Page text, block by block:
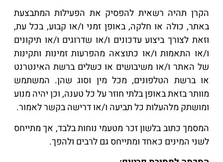
הקרן תהיה רשאית להפסיק את הפעילות המתבצעת
באתר, כולה או חלקה, באופן זמני ו/או קבוע, בכל עת,
וזאת לצורך ביצוע עדכונים ו/או שדרוגים ו/או תיקונים
ו/או התאמות ו/או כתוצאה מהפרעות זמינות ותקינות
של האתר ו/או משיבושים או כשלים ברשת האינטרנט
או ברשת הטלפונים, מכל מין וסוג שהן. המשתמש
מוותר בזאת באופן בלתי חוזר על כל טענה, וכן יהיה מנוע
ומושתק מלהעלות כל תביעה ו/או דרישה בקשר לאמור.
המסמך כתוב בלשון זכר מטעמי נוחות בלבד, אך מתייחס
לשני המינים כאחד ומתייחס גם לרבים ולהפך.